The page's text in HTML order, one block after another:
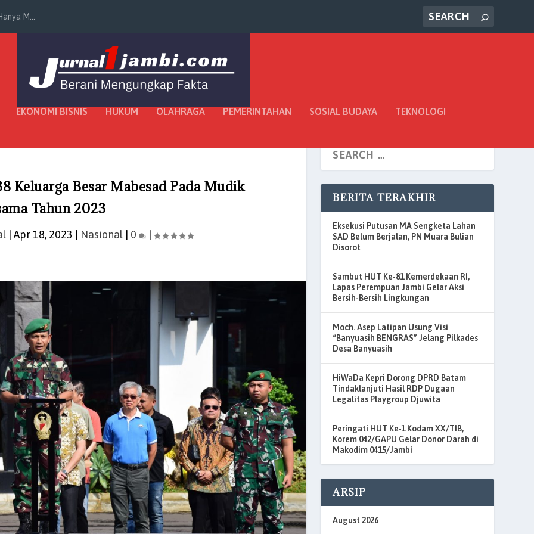
M...
EKONOMI BISNIS HUKUM OLAHRAGA PEMERINTAHAN SOSIAL BUDAYA TEKNOLOGI
Keluarga Besar Mabesad Pada Mudik
Tahun 2023
|Apr 18, 2023 Nasional 0 |
BERITA TERAKHIR
Eksekusi Putusan MA Sengketa Lahan
SAD Belum Berjalan, PN Muara Bulian
Disorot
Sambut HUT Ke-81 Kemerdekaan RI,
Lapas Perempuan Jambi Gelar Aksi
Bersih-Bersih Lingkungan
Moch. Asep Latipan Usung Visi
“Banyuasih BENGRAS” Jelang Pilkades
Desa Banyuasih
HiWaDa Kepri Dorong DPRD Batam
Tindaklanjuti Hasil RDP Dugaan
Legalitas Playgroup Djuwita
Peringati HUT Ke-1 Kodam XX/TIB,
Korem 042/GAPU Gelar Donor Darah di
Makodim 0415/Jambi
ARSIP
August 2026